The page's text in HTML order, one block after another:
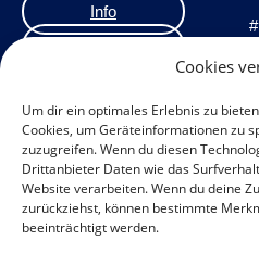
Cookies
Um dir ein optimales Erlebnis zu
Cookies, um Geräteinformationen zu
zuzugreifen. Wenn du diesen
Drittanbieter Daten wie das
Website verarbeiten. Wenn du deine
zurückziehst, können bestimmte
beeinträchtigt werden.
Info
Impressum
Datenschutzerklärung
Datenschutz